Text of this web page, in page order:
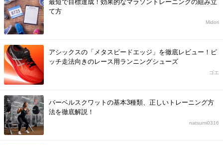
最短で目標達成！効果的なマラソントレーニングの組み立
て方
Midori
アシックスの「メタスピードエッジ」を徹底レビュー！ピ
ッチ走法向きのレース用ランニングシューズ
ゴエ
バーベルスクワットの基本3種類、正しいトレーニング方
法を徹底解説！
natsumi0316